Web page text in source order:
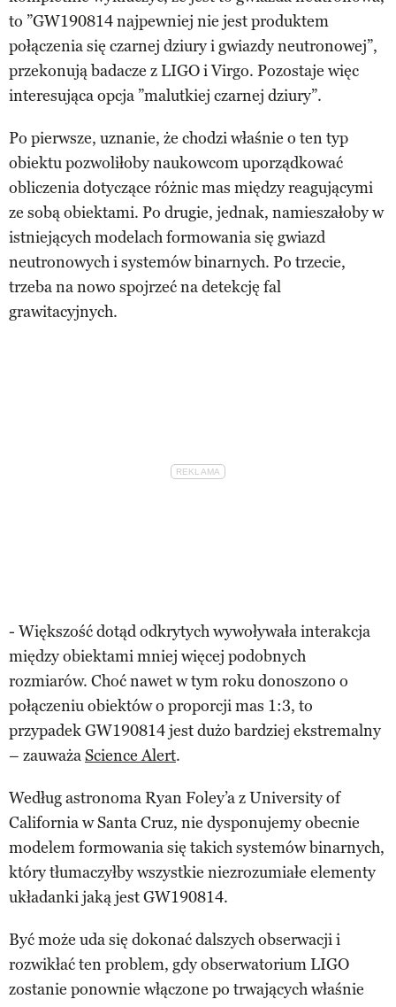
to ”GW190814 najpewniej nie jest produktem
połączenia się czarnej dziury i gwiazdy neutronowej”,
przekonują badacze z LIGO i Virgo. Pozostaje więc
interesująca opcja ”malutkiej czarnej dziury”.
Po pierwsze, uznanie, że chodzi właśnie o ten typ
obiektu pozwoliłoby naukowcom uporządkować
obliczenia dotyczące różnic mas między reagującymi
ze sobą obiektami. Po drugie, jednak, namieszałoby w
istniejących modelach formowania się gwiazd
neutronowych i systemów binarnych. Po trzecie,
trzeba na nowo spojrzeć na detekcję fal
grawitacyjnych.
- Większość dotąd odkrytych wywoływała interakcja
między obiektami mniej więcej podobnych
rozmiarów. Choć nawet w tym roku donoszono o
połączeniu obiektów o proporcji mas 1:3, to
przypadek GW190814 jest dużo bardziej ekstremalny
– zauważaScience Alert.
Według astronoma Ryan Foley’a z University of
California w Santa Cruz, nie dysponujemy obecnie
modelem formowania się takich systemów binarnych,
który tłumaczyłby wszystkie niezrozumiałe elementy
układanki jaką jest GW190814.
Być może uda się dokonać dalszych obserwacji i
rozwikłać ten problem, gdy obserwatorium LIGO
zostanie ponownie włączone po trwających właśnie